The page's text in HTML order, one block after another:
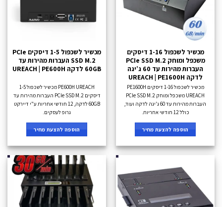
מכשיר לשכפול 1-16 דיסקים
משכפל ומוחק PCIe SSD M.2
העברות מהירות עד 60 ג’יגה
לדקה UREACH | PE1600H
מכשיר לשכפול 1-16 דיסקים PE1600H
UREACH משכפל ומוחק PCIe SSD M.2
העברות מהירות עד 60 ג'יגה לדקה ועוד,
כולל 12 חודשי אחריות.
הוספה להצעת מחיר
מכשיר לשכפול 1-5 דיסקים PCIe
SSD M.2 העברות מהירות עד
60GB לדקה UREACH | PE600H
PE600H UREACH מכשיר לשכפול 1-5
דיסקים PCIe SSD M.2 העברות מהירות עד
60GB לדקה, 12 חודשי אחריות ע"י דיירקט
גרופ לעסקים.
הוספה להצעת מחיר